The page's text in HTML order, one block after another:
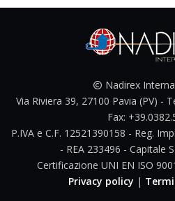
Nadirex
Via Riviera 39, 27100 Pavia (PV) -
Fax:
P.IVA e C.F. 12521390158 - Reg.
- REA 233496 - Capitale
Certificazione UNI EN ISO
Privacy policy |